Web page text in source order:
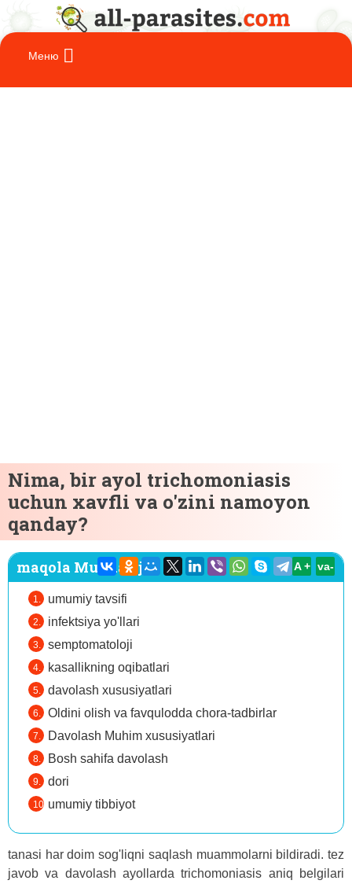
Nima, bir ayol trichomoniasis
uchun xavfli va o'zini namoyon
qanday?
maqola Mundarija:
umumiy tavsifi
infektsiya yo'llari
semptomatoloji
kasallikning oqibatlari
davolash xususiyatlari
Oldini olish va favqulodda chora-tadbirlar
Davolash Muhim xususiyatlari
Bosh sahifa davolash
dori
umumiy tibbiyot
A + va-
tanasi har doim sog'liqni saqlash muammolarni bildiradi. tez
javob va davolash ayollarda trichomoniasis aniq belgilari